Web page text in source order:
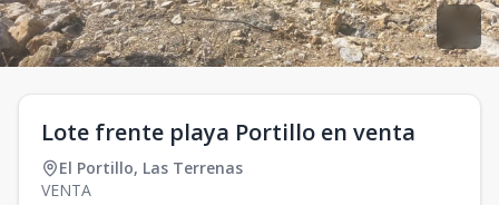
Lote frente playa Portillo en venta
El Portillo, Las Terrenas
VENTA